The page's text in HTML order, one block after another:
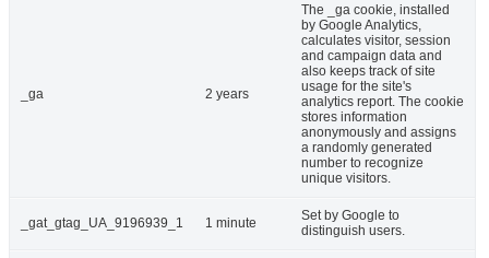
_ga 2 years
The _ga cookie, installed
by Google Analytics,
calculates visitor, session
and campaign data and
also keeps track of site
usage for the site's
analytics report. The cookie
stores information
anonymously and assigns
a randomly generated
number to recognize
unique visitors.
_gat_gtag_UA_9196939_1 1 minute
Set by Google to
distinguish users.